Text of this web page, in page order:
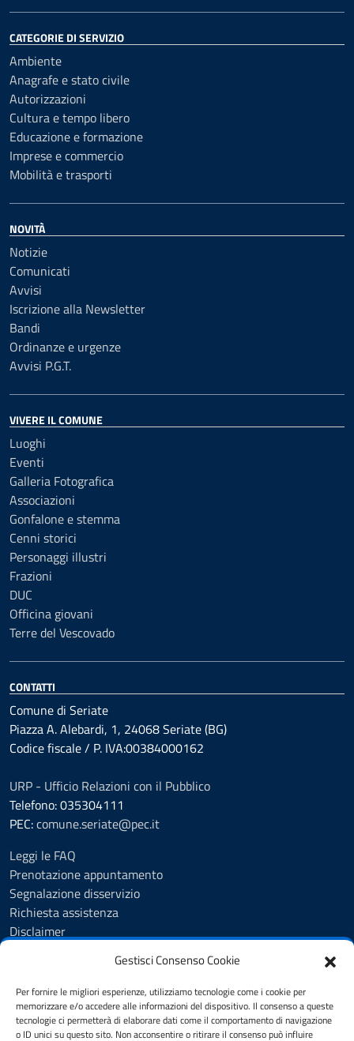
Gestisci Consenso Cookie
Per fornire le migliori esperienze, utilizziamo tecnologie come i cookie per
memorizzare e/o accedere alle informazioni del dispositivo. Il consenso a queste
tecnologie ci permetterà di elaborare dati come il comportamento di navigazione
o ID unici su questo sito. Non acconsentire o ritirare il consenso può influire
CATEGORIE DI SERVIZIO
Ambiente
Anagrafe e stato civile
Autorizzazioni
Cultura e tempo libero
Educazione e formazione
Imprese e commercio
Mobilità e trasporti
NOVITÀ
Notizie
Comunicati
Avvisi
Iscrizione alla Newsletter
Bandi
Ordinanze e urgenze
Avvisi P.G.T.
VIVERE IL COMUNE
Luoghi
Eventi
Galleria Fotografica
Associazioni
Gonfalone e stemma
Cenni storici
Personaggi illustri
Frazioni
DUC
Officina giovani
Terre del Vescovado
CONTATTI
Comune di Seriate
Piazza A. Alebardi, 1, 24068 Seriate (BG)
Codice fiscale / P. IVA:00384000162
URP - Ufficio Relazioni con il Pubblico
Telefono: 035304111
PEC:comune.seriate@pec.it
Leggi le FAQ
Prenotazione appuntamento
Segnalazione disservizio
Richiesta assistenza
Disclaimer
Cookie Policy
Informativa privacy
Dichiarazione di accessibilità